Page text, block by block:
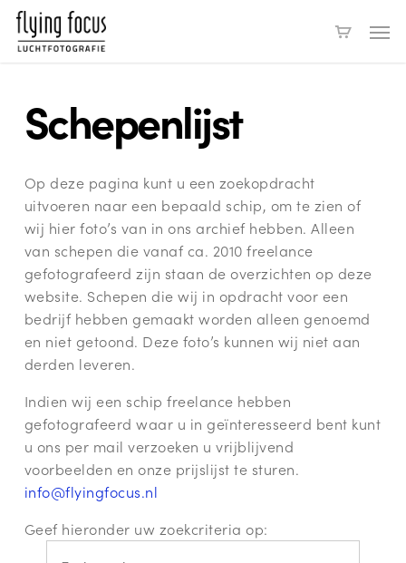
Skip
main
Schepenlijst
Op deze pagina kunt u een zoekopdracht
uitvoeren naar een bepaald schip, om te zien of
wij hier foto’s van in ons archief hebben. Alleen
van schepen die vanaf ca. 2010 freelance
gefotografeerd zijn staan de overzichten op deze
website. Schepen die wij in opdracht voor een
bedrijf hebben gemaakt worden alleen genoemd
en niet getoond. Deze foto’s kunnen wij niet aan
derden leveren.
Indien wij een schip freelance hebben
gefotografeerd waar u in geïnteresseerd bent kunt
u ons per mail verzoeken u vrijblijvend
voorbeelden en onze prijslijst te sturen.
info@flyingfocus.nl
Geef hieronder uw zoekcriteria op: